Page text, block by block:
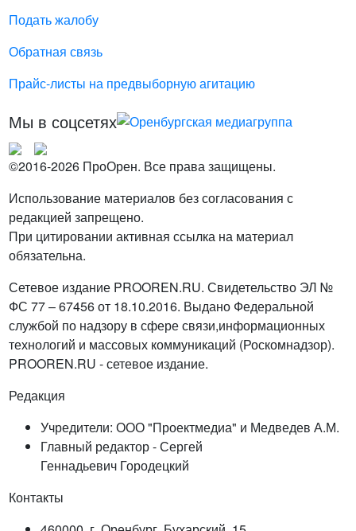
Подать жалобу
Обратная связь
Прайс-листы на предвыборную агитацию
Мы в соцсетях
©2016-2026 ПроОрен. Все права защищены.
Использование материалов без согласования с
редакцией запрещено.
При цитировании активная ссылка на материал
обязательна.
Сетевое издание PROOREN.RU. Свидетельство ЭЛ №
ФС 77 – 67456 от 18.10.2016. Выдано Федеральной
службой по надзору в сфере связи,информационных
технологий и массовых коммуникаций (Роскомнадзор).
PROOREN.RU - сетевое издание.
Редакция
Учредители: ООО "Проектмедиа" и Медведев А.М.
Главный редактор - Сергей
Геннадьевич Городецкий
Контакты